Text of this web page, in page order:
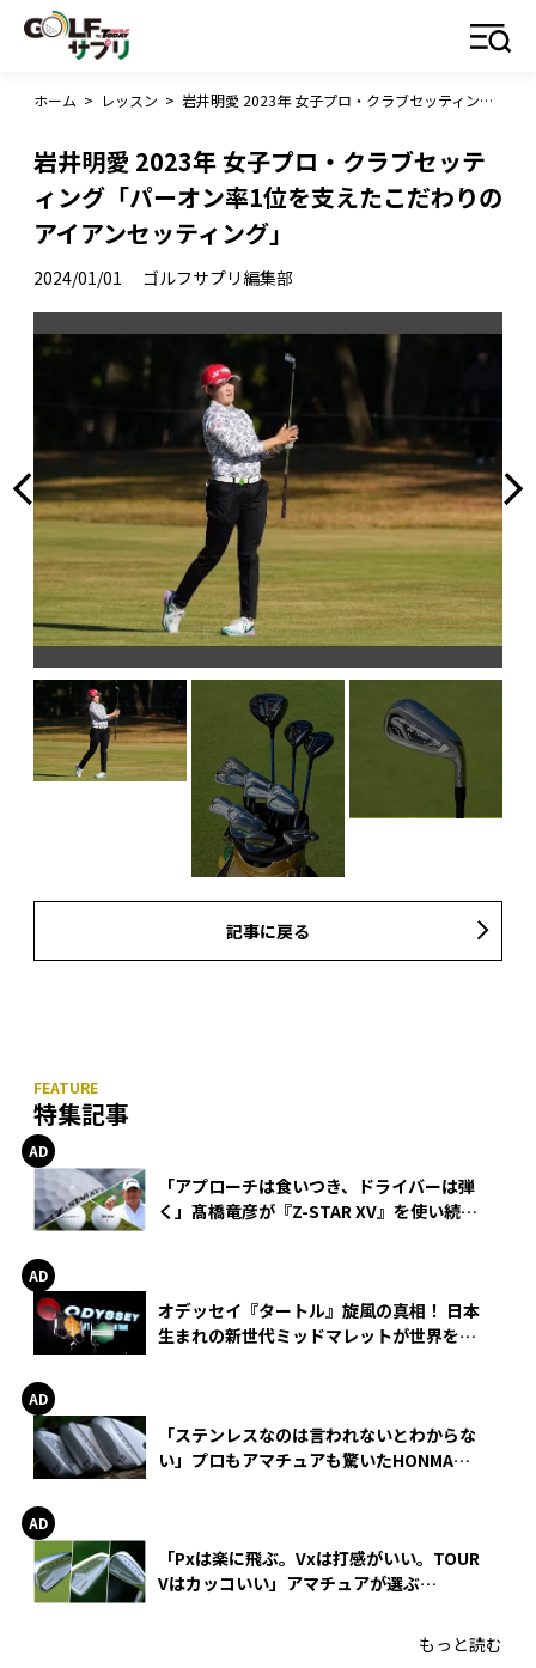
ホーム > レッスン > 岩井明愛 2023年 女子プロ・クラブセッティング「パーオン率1位を支えたこだわりのアイアンセッティング」
岩井明愛 2023年 女子プロ・クラブセッテ
ィング「パーオン率1位を支えたこだわりの
アイアンセッティング」
2024/01/01 ゴルフサプリ編集部
記事に戻る
特集記事
「アプローチは食いつき、ドライバーは弾
く」髙橋竜彦が『Z-STAR XV』を使い続け
オデッセイ『タートル』旋風の真相！ 日本
生まれの新世代ミッドマレットが世界を席
「ステンレスなのは言われないとわからな
い」プロもアマチュアも驚いたHONMA
「Pxは楽に飛ぶ。Vxは打感がいい。TOUR
Vはカッコいい」アマチュアが選ぶ
もっと読む